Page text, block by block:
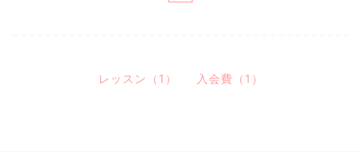
レッスン（1） 入会費（1）